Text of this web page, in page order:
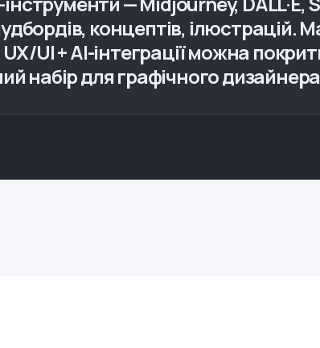
концептів, ілюстрацій.
UI + AI-інтеграції можна
набір для графічного